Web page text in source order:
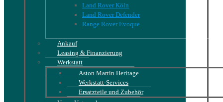
Land Rover Köln
Land Rover Defender
Range Rover Evoque
Ankauf
Leasing & Finanzierung
Werkstatt
Aston Martin Heritage
Werkstatt-Services
Ersatzteile und Zubehör